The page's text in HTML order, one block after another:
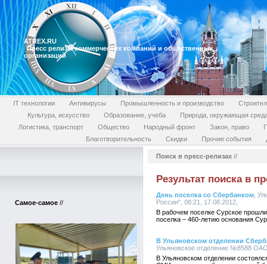
ATREX.RU
Пресс релизы коммерческих компаний и общественных
организаций
IT технологии Антивирусы Промышленность и производство
Культура, искусство
Образование, учеба
Природа, окружающая
Логистика, транспорт
Общество Народный фронт Закон, право
Благотворительность
Скидки Прочие события
Самое-самое //
Поиск в пресс-релизах //
Результат поиска в
День поселка со Сбербанком ,
России", 08:21, 17.08.2012,
В рабочем поселке Сурское
поселка – 460-летию основания
В Ульяновском отделении
Ульяновское отделение №8588
В Ульяновском отделении